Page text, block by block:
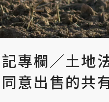
專欄／土地
意出售的共